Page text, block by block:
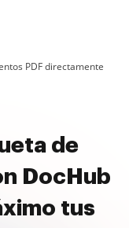
PDF directamente
de
DocHub
tus